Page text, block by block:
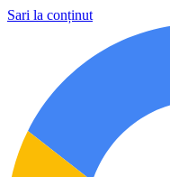
Sari la conținut